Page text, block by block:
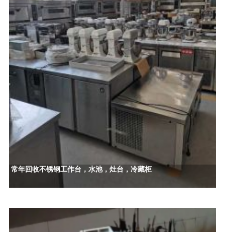
常年回收不锈钢工作台，水池，灶台，冷藏柜